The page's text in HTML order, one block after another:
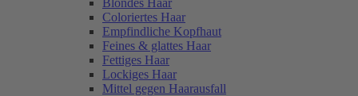
Blondes Haar
Coloriertes Haar
Empfindliche Kopfhaut
Feines & glattes Haar
Fettiges Haar
Lockiges Haar
Mittel gegen Haarausfall